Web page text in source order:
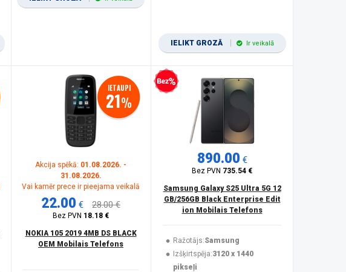
IELIKT GROZĀ Ir veikalā
IETAUPI
21%
Akcija spēkā: 01.08.2026. -
31.08.2026.
Vai kamēr prece ir pieejama veikalā
22.00 € 28.00 €
Bez PVN 18.18 €
NOKIA 105 2019 4MB DS BLACK
OEM Mobilais Telefons
Bezprocentu kredīts
890.00 €
Bez PVN 735.54 €
Samsung Galaxy S25 Ultra 5G 12
GB/256GB Black Enterprise Edit
ion Mobilais Telefons
Ražotājs:Samsung
Izšķirtspēja:3120 x 1440
pikseļi